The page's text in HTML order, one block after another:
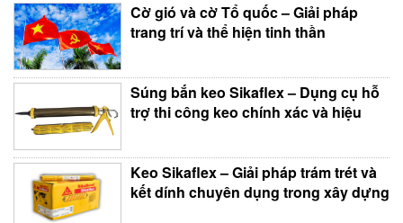
Cờ gió và cờ Tổ quốc – Giải pháp
trang trí và thể hiện tinh thần
Súng bắn keo Sikaflex – Dụng cụ hỗ
trợ thi công keo chính xác và hiệu
Keo Sikaflex – Giải pháp trám trét và
kết dính chuyên dụng trong xây dựng